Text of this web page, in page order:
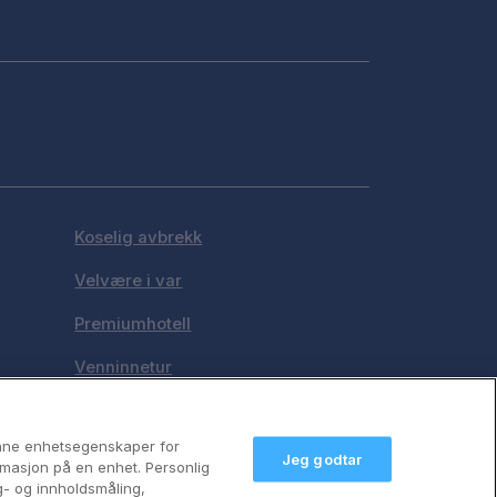
Koselig avbrekk
Velvære i var
Premiumhotell
Venninnetur
enhetsegenskaper for
på en enhet. Personlig
og innholdsmåling,
Jeg godtar